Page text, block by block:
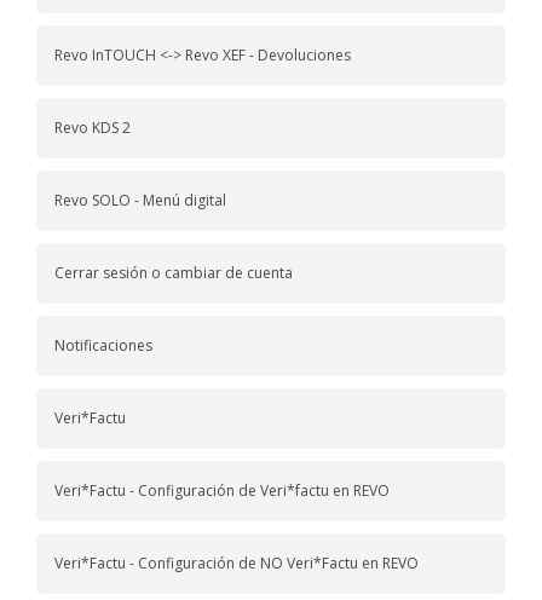
Revo InTOUCH <-> Revo XEF - Devoluciones
Revo KDS 2
Revo SOLO - Menú digital
Cerrar sesión o cambiar de cuenta
Notificaciones
Veri*Factu
Veri*Factu - Configuración de Veri*factu en REVO
Veri*Factu - Configuración de NO Veri*Factu en REVO